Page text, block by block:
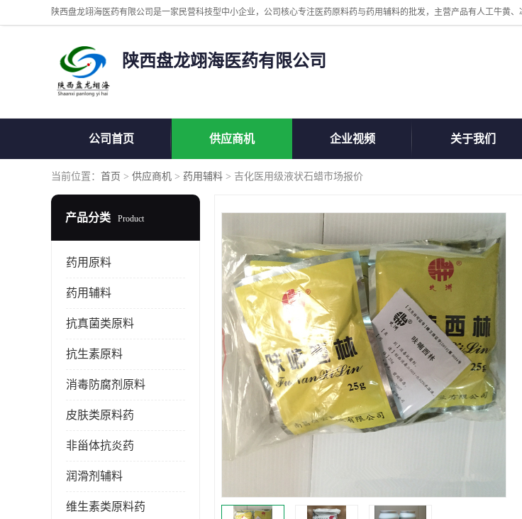
陕西盘龙翊海医药有限公司
公司首页 供应商机 企业视频 关于我们
当前位置： 首页 > 供应商机 > 药用辅料 > 吉化医用级液状石蜡市场报价
产品分类 Product
药用原料
药用辅料
抗真菌类原料
抗生素原料
消毒防腐剂原料
皮肤类原料药
非甾体抗炎药
润滑剂辅料
维生素类原料药